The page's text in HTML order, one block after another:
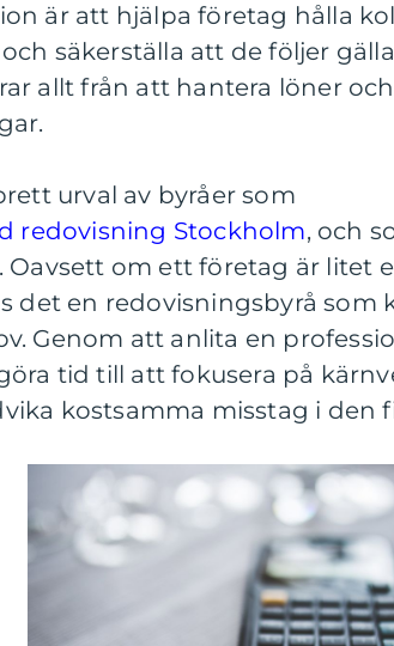
är att hjälpa företag hålla
säkerställa att de följer
allt från att hantera löner
urval av byråer som
redovisning Stockholm, och
Oavsett om ett företag är litet
det en redovisningsbyrå som
Genom att anlita en
tid till att fokusera på
kostsamma misstag i den